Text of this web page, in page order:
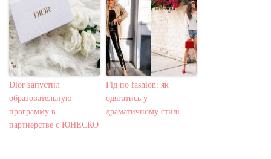
Dior запустил
образовательную
программу в
партнерстве с ЮНЕСКО
Гід по fashion: як
одягатись у
драматичному стилі